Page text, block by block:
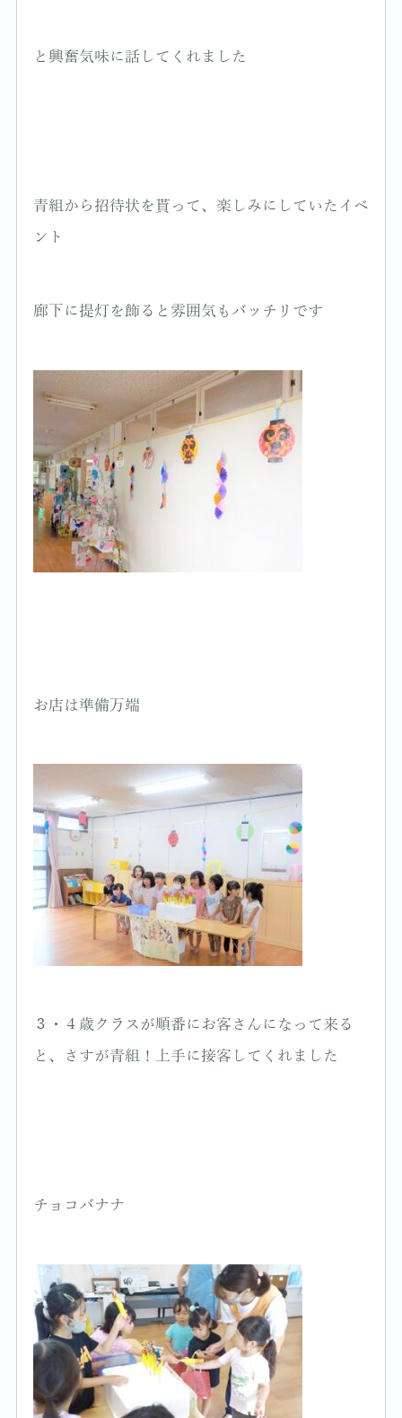
と興奮気味に話してくれました
青組から招待状を貰って、楽しみにしていたイベ
ント
廊下に提灯を飾ると雰囲気もバッチリです
お店は準備万端
３・４歳クラスが順番にお客さんになって来る
と、さすが青組！上手に接客してくれました
チョコバナナ